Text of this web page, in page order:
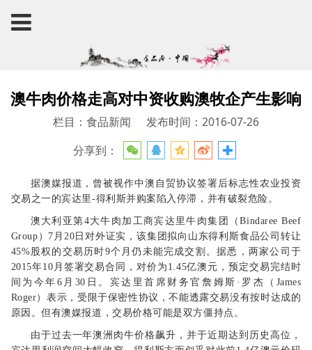
澳牛肉价格走高对中资收购澳牧企产生影响
栏目：食品新闻
发布时间：2016-07-26
分享到：
据澳媒报道，曾被视作中澳自贸协议签署后标志性农业投资
交易之一的宾达里-得利斯并购案陷入停滞，并有破裂危险。
澳大利亚第4大牛肉加工商宾达里牛肉集团（Bindaree Beef
Group）7月20日对外证实，该集团拟向山东得利斯食品公司转让
45%股权的交易历时9个月仍未能完成交割。据悉，两家公司于
2015年10月签署交易合同，对价为1.45亿澳元，预定交易完结时
间为今年6月30日。宾达里首席财务官詹姆斯·罗杰（James
Roger）表示，受限于保密性协议，不能透露交易没有按时达成的
原因。但有澳媒报道，交易价格可能是双方僵持点。
由于过去一年澳洲肉牛价格飙升，并于近期达到历史高位，